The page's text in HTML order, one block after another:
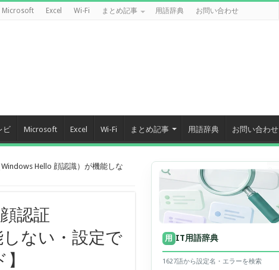
Microsoft Excel Wi-Fi まとめ記事 用語辞典 お問い合わせ
ビ Microsoft Excel Wi-Fi まとめ記事 用語辞典 お問い合わせ
Hello 顔認識）が機能しな
認証
しない・設定で
用 IT用語辞典
1627語から設定名・エラーを検索